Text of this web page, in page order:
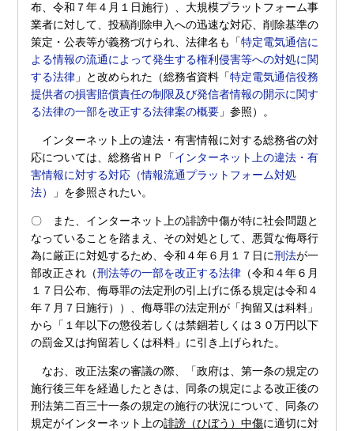
布、令和７年４月１日施行）、大規模プラットフォーム事
業者に対して、投稿削除申入への迅速な対応、削除基準の
策定・公表等が義務づけられ、法律名も「特定電気通信に
よる情報の流通によって発生する権利侵害等への対処に関
する法律 」と改められた（総務省資料「特定電気通信役務
提供者の損害賠償責任の制限及び発信者情報の開示に関す
る法律の一部を改正する法律案の概要 」参照）。
インターネット上の違法・有害情報に対する総務省の対
応については、総務省ＨＰ「インターネット上の違法・有
害情報に対する対応（情報流通プラットフォーム対処
法）
」を参照されたい。
〇 また、インターネット上の誹謗中傷が特に社会問題と
なっていることを踏まえ、その対処として、悪質な侮辱行
為に厳正に対処するため、令和４年６月１７日に刑法が一
部改正され（刑法等の一部を改正する法律 （令和４年６月
１７日公布、侮辱罪の法定刑の引上げに係る規定は令和４
年７月７日施行））、侮辱罪の法定刑が「拘留又は科料」
から「１年以下の懲役若しくは禁錮若しくは３０万円以下
の罰金又は拘留若しくは科料」に引き上げられた。
なお、改正法案の審議の際、「政府は、第一条の規定の
施行後三年を経過したときは、同条の規定による改正後の
刑法第二百三十一条の規定の施行の状況について、同条の
規定がインターネット上の誹謗（ひぼう）中傷に適切に対